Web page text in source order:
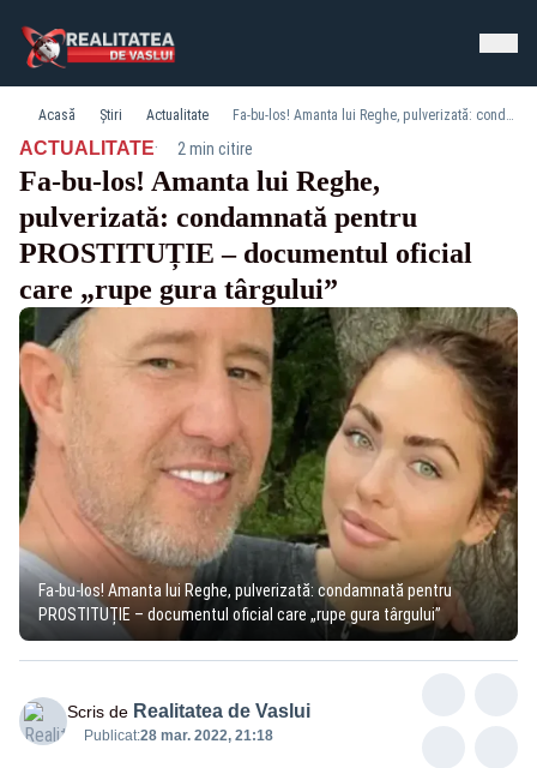
Acasă Știri Actualitate Fa-bu-los! Amanta lui Reghe, pulverizată: condamnată pentru PROSTITUȚIE – documentul oficial care „rupe gura târgului”
ACTUALITATE· 2 min citire
Fa-bu-los! Amanta lui Reghe,
pulverizată: condamnată pentru
PROSTITUȚIE – documentul oficial
care „rupe gura târgului”
Fa-bu-los! Amanta lui Reghe, pulverizată: condamnată pentru
PROSTITUȚIE – documentul oficial care „rupe gura târgului”
Scris de Realitatea de Vaslui
Publicat:28 mar. 2022, 21:18